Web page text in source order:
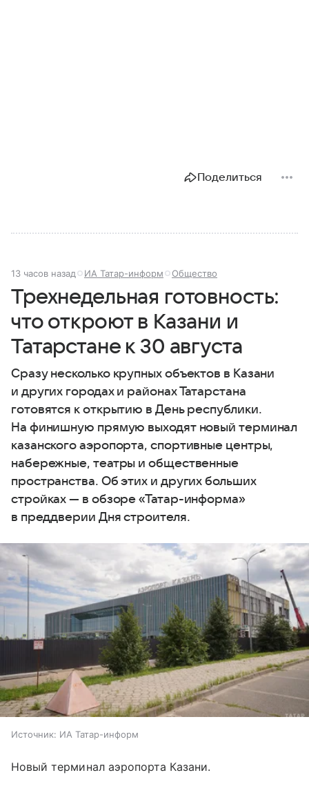
Поделиться
13 часов назад ИА Татар-информ Общество
Трехнедельная готовность:
что откроют в Казани и
Татарстане к 30 августа
Сразу несколько крупных объектов в Казани
и других городах и районах Татарстана
готовятся к открытию в День республики.
На финишную прямую выходят новый терминал
казанского аэропорта, спортивные центры,
набережные, театры и общественные
пространства. Об этих и других больших
стройках — в обзоре «Татар-информа»
в преддверии Дня строителя.
Источник: ИА Татар-информ
Новый терминал аэропорта Казани.